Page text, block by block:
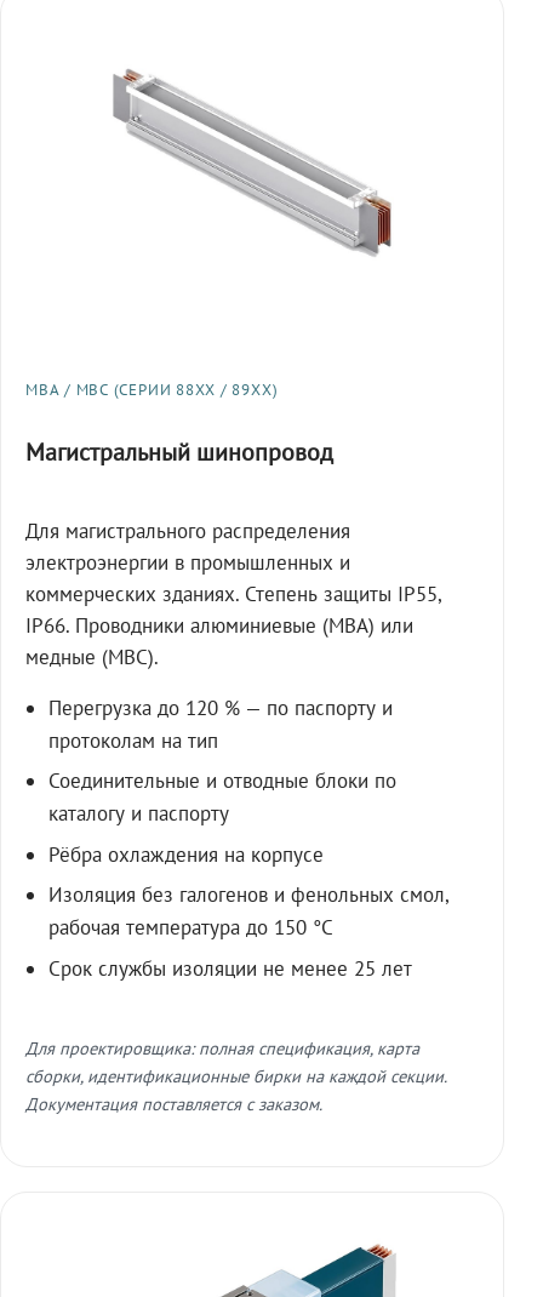
МВА / МВС (СЕРИИ 88XX / 89XX)
Магистральный шинопровод
Для магистрального распределения
электроэнергии в промышленных и
коммерческих зданиях. Степень защиты IP55,
IP66. Проводники алюминиевые (МВА) или
медные (МВС).
Перегрузка до 120 % — по паспорту и
протоколам на тип
Соединительные и отводные блоки по
каталогу и паспорту
Рёбра охлаждения на корпусе
Изоляция без галогенов и фенольных смол,
рабочая температура до 150 °C
Срок службы изоляции не менее 25 лет
Для проектировщика: полная спецификация, карта
сборки, идентификационные бирки на каждой секции.
Документация поставляется с заказом.